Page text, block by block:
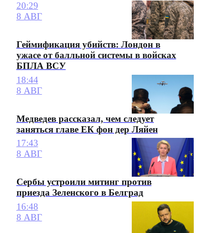
20:29
8 АВГ
Геймификация убийств: Лондон в
ужасе от балльной системы в войсках
БПЛА ВСУ
18:44
8 АВГ
Медведев рассказал, чем следует
заняться главе ЕК фон дер Ляйен
17:43
8 АВГ
Сербы устроили митинг против
приезда Зеленского в Белград
16:48
8 АВГ